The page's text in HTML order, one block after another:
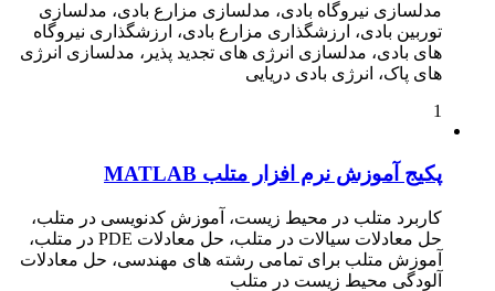
مدلسازی نیروگاه بادی، مدلسازی مزارع بادی، مدلسازی
توربین بادی، ارزشگذاری مزارع بادی، ارزشگذاری نیروگاه
های بادی، مدلسازی انرژی های تجدید پذیر، مدلسازی انرژی
های پاک، انرژی بادی دریایی
1
پکیج آموزش نرم افزار متلب MATLAB
کاربرد متلب در محیط زیست، آموزش کدنویسی در متلب،
حل معادلات سیالات در متلب، حل معادلات PDE در متلب،
آموزش متلب برای تمامی رشته های مهندسی، حل معادلات
آلودگی محیط زیست در متلب